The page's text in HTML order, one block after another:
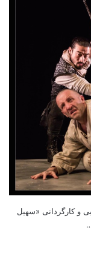
و کارگردانی «سهیل